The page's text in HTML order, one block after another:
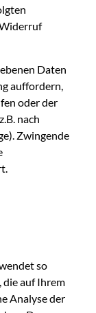
Daten
auffordern,
oder der
nach
Zwingende
so
die auf Ihrem
Analyse der